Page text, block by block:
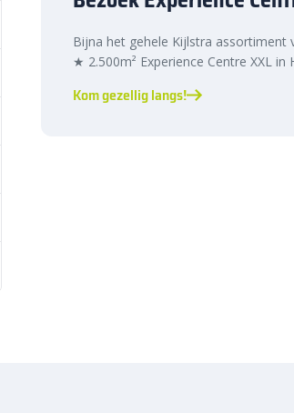
Bijna het gehele Kijlstra assortiment
★ 2.500m² Experience Centre XXL in
Kom gezellig langs!